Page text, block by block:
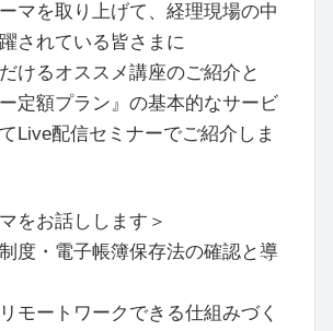
マを取り上げて、経理現場の中
されている皆さまに
けるオススメ講座のご紹介と
ー定額プラン』の基本的なサービ
Live配信セミナーでご紹介しま
をお話しします＞
度・電子帳簿保存法の確認と導
モートワークできる仕組みづく